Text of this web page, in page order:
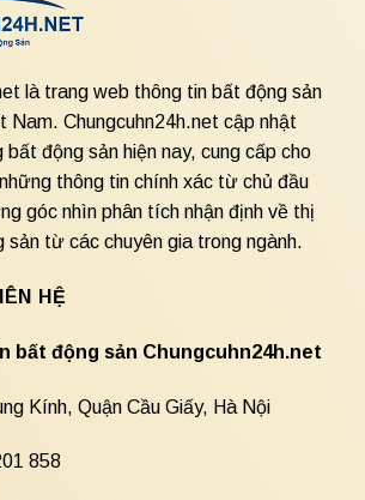
là trang web thông tin bất động sản
Nam. Chungcuhn24h.net cập nhật
động sản hiện nay, cung cấp cho
thông tin chính xác từ chủ đầu
góc nhìn phân tích nhận định về thị
từ các chuyên gia trong ngành.
HỆ
bất động sản Chungcuhn24h.net
Kính, Quận Cầu Giấy, Hà Nội
858